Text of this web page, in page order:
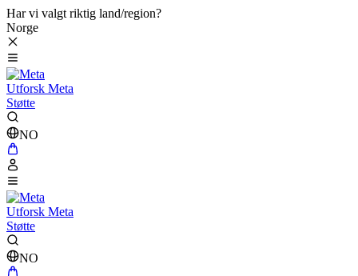
Har vi valgt riktig land/region?
Norge
Utforsk Meta
Støtte
NO
Utforsk Meta
Støtte
NO